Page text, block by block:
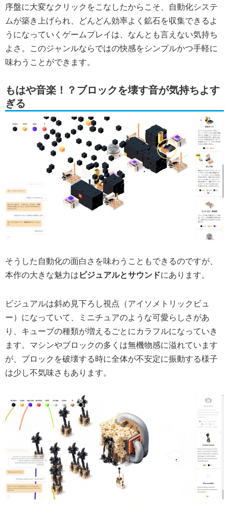
序盤に大変なクリックをこなしたからこそ、 自動化システ
ムが築き上げられ、どんどん効率よく鉱石を収集できるよ
うになっていくゲームプレイは、なんとも言えない気持ち
よさ。このジャンルならではの快感をシンプルかつ手軽に
味わうことができます。
もはや音楽！？ブロックを壊す音が気持ちよす
ぎる
そうした自動化の面白さを味わうこともできるのですが、
本作の大きな魅力はビジュアルとサウンドにあります。
ビジュアルは斜め見下ろし視点（アイソメトリックビュ
ー）になっていて、ミニチュアのような可愛らしさがあ
り、キューブの種類が増えるごとにカラフルになっていき
ます。マシンやブロックの多くは無機物感に溢れています
が、ブロックを破壊する時に全体が不安定に振動する様子
は少し不気味さもあります。